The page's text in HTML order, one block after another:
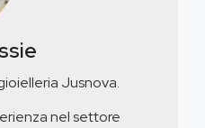
Jusnova.
nel settore